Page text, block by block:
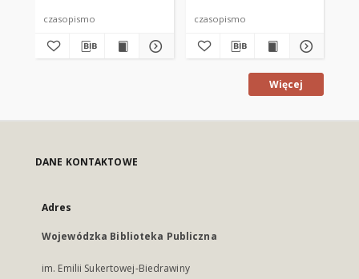
czasopismo czasopismo
Więcej
DANE KONTAKTOWE
Adres
Wojewódzka Biblioteka Publiczna
im. Emilii Sukertowej-Biedrawiny